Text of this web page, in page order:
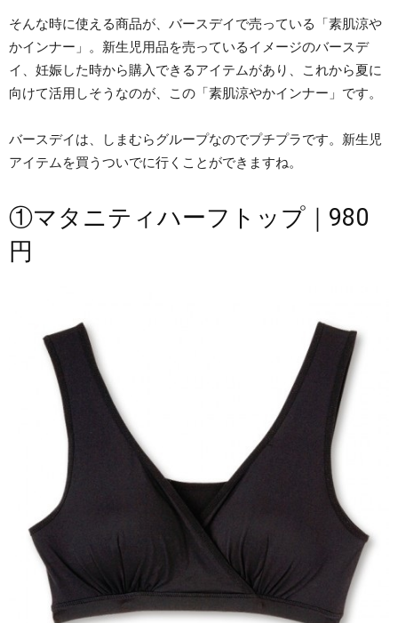
そんな時に使える商品が、バースデイで売っている「素肌涼や
かインナー」。新生児用品を売っているイメージのバースデ
イ、妊娠した時から購入できるアイテムがあり、これから夏に
向けて活用しそうなのが、この「素肌涼やかインナー」です。
バースデイは、しまむらグループなのでプチプラです。新生児
アイテムを買うついでに行くことができますね。
①マタニティハーフトップ｜980
円